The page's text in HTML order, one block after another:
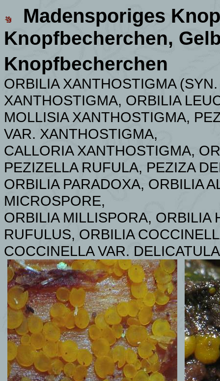
Madensporiges
Knopfbecherchen,
Knopfbecherchen
ORBILIA XANTHOSTIGMA
XANTHOSTIGMA, ORBILIA
MOLLISIA XANTHOSTIGMA,
VAR. XANTHOSTIGMA,
CALLORIA XANTHOSTIGMA,
PEZIZELLA RUFULA, PEZIZA
ORBILIA PARADOXA, ORBILIA
MICROSPORE,
ORBILIA MILLISPORA,
RUFULUS, ORBILIA
COCCINELLA VAR.